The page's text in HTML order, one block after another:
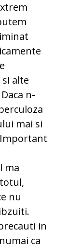
alte
n-
mai si
ma
nu
in
ca